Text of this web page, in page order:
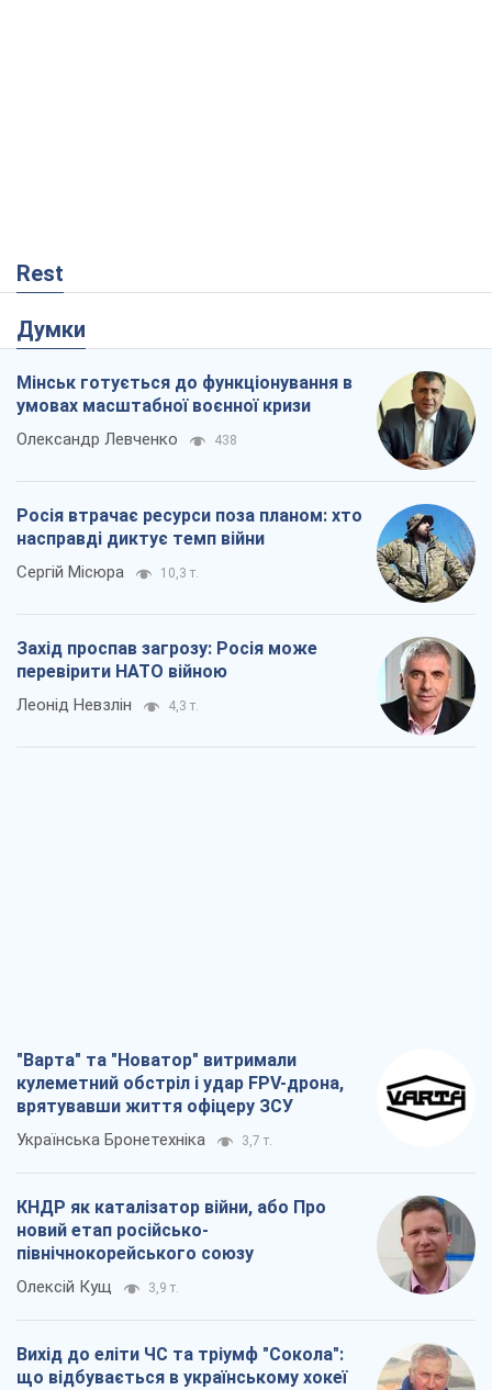
Rest
Думки
Мінськ готується до функціонування в
умовах масштабної воєнної кризи
Олександр Левченко 438
Росія втрачає ресурси поза планом: хто
насправді диктує темп війни
Сергій Місюра 10,3 т.
Захід проспав загрозу: Росія може
перевірити НАТО війною
Леонід Невзлін 4,3 т.
"Варта" та "Новатор" витримали
кулеметний обстріл і удар FPV-дрона,
врятувавши життя офіцеру ЗСУ
Українська Бронетехніка 3,7 т.
КНДР як каталізатор війни, або Про
новий етап російсько-
північнокорейського союзу
Олексій Кущ 3,9 т.
Вихід до еліти ЧС та тріумф "Сокола":
що відбувається в українському хокеї